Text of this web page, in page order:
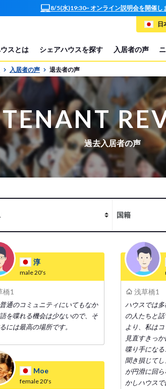
8/5(水)19:30~ オンライン説明会を開催し
スとは シェアハウスを探す 入居者の声
日
入居者の声 退去者の声
TENANT
過去入居者の声
淳
male20's
橋1
通のコミュニティにいてもなか
を喋れる機会は少ないので、そ
には最高の場所です。
浅草橋1
ハウスでは
の人たちと
より、私は
見直すきっ
喋り手にな
聞き損じて
が円滑に回
かしハウス
Moe
female20's